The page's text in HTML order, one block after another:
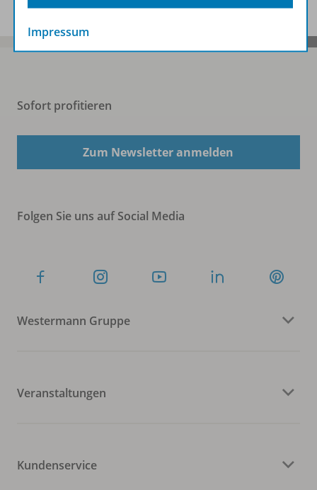
Sofort profitieren
Zum Newsletter anmelden
Folgen Sie uns auf Social Media
Westermann Gruppe
Veranstaltungen
Kundenservice
Impressum